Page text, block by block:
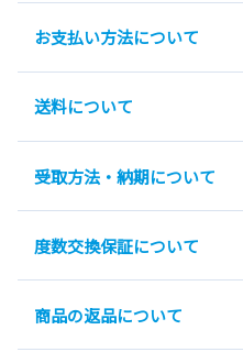
お支払い方法について
送料について
受取方法・納期について
度数交換保証について
商品の返品について